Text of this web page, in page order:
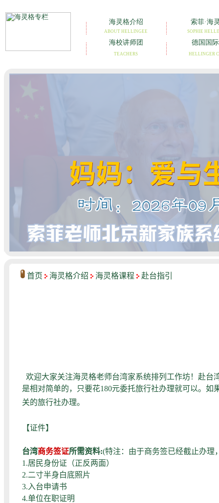
首页 海灵格介绍 海灵格课程 赴台指引
欢迎大家关注海灵格老师台湾家系统排列工作坊！赴台
是相对简单的，只要花180元委托旅行社办理就可以。
关的旅行社办理。
【证件】
台湾商务签证所需资料:(特注：由于商务签已经截止办理
1.居民身份证（正反两面）
2.二寸半身白底照片
3.入台申请书
4.单位在职证明